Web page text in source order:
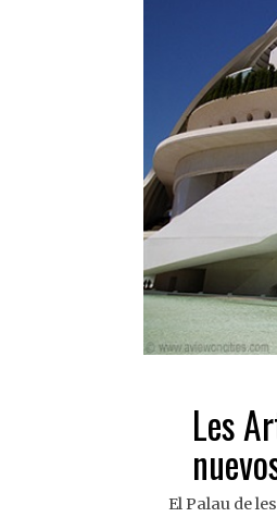
Les
El Palau de